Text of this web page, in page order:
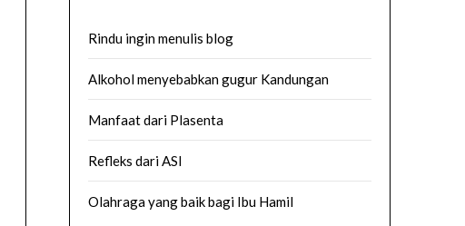
Rindu ingin menulis blog
Alkohol menyebabkan gugur Kandungan
Manfaat dari Plasenta
Refleks dari ASI
Olahraga yang baik bagi Ibu Hamil